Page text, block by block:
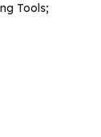
Tools;